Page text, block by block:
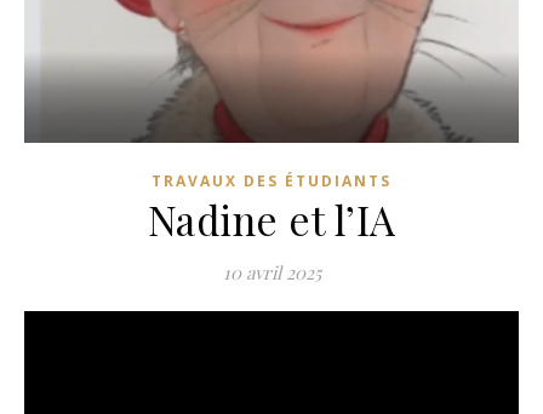
TRAVAUX DES ÉTUDIANTS
Nadine et l’IA
10 avril 2025